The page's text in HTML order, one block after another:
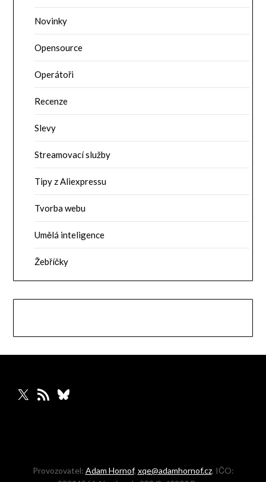
Novinky
Opensource
Operátoři
Recenze
Slevy
Streamovací služby
Tipy z Aliexpressu
Tvorba webu
Umělá inteligence
Žebříčky
X RSS zdrojBluesky
Provozovatel: Adam Hornof, xqe@adamhornof.cz, IČO: